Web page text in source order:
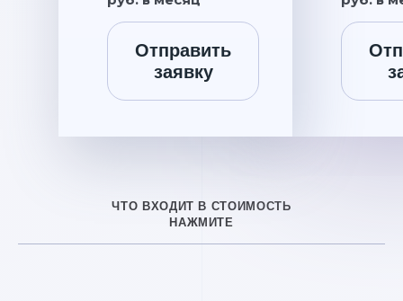
Отправить
заявку
ЧТО ВХОДИТ В СТОИМОСТЬ
НАЖМИТЕ